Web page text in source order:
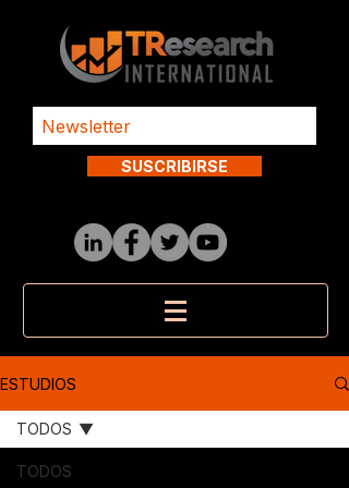
SUSCRIBIRSE
ESTUDIOS
TODOS
TODOS